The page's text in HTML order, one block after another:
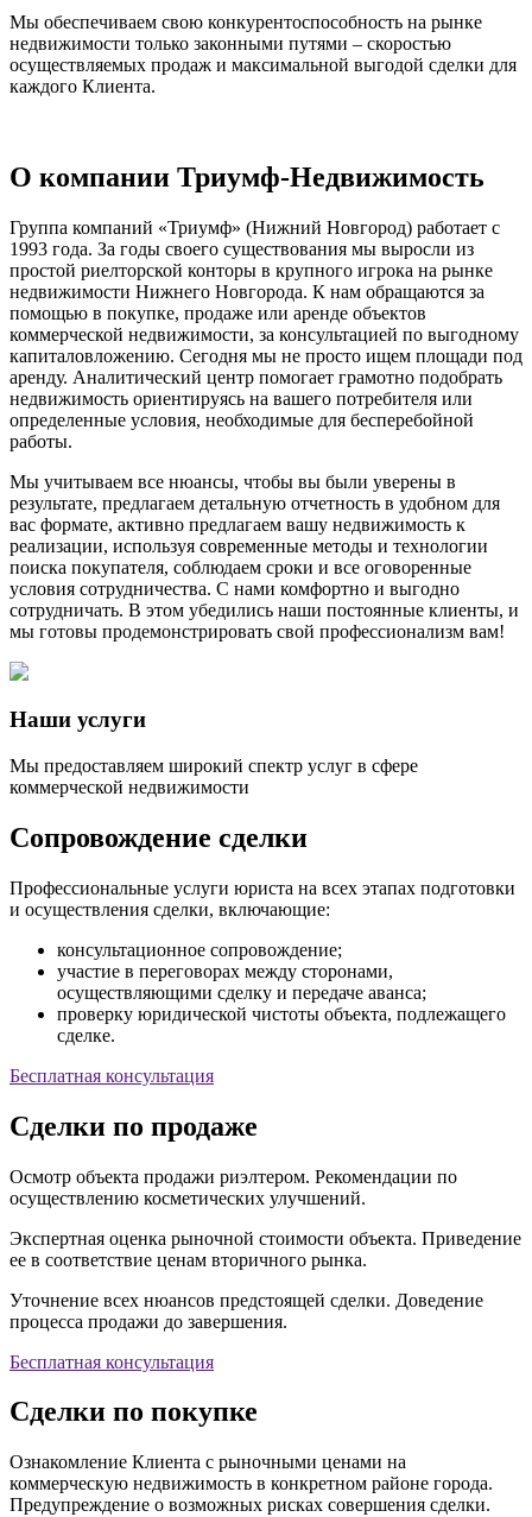
Мы обеспечиваем свою конкурентоспособность на рынке
недвижимости только законными путями – скоростью
осуществляемых продаж и максимальной выгодой сделки для
каждого Клиента.
О компании Триумф-Недвижимость
Группа компаний «Триумф» (Нижний Новгород) работает с
1993 года. За годы своего существования мы выросли из
простой риелторской конторы в крупного игрока на рынке
недвижимости Нижнего Новгорода. К нам обращаются за
помощью в покупке, продаже или аренде объектов
коммерческой недвижимости, за консультацией по выгодному
капиталовложению. Сегодня мы не просто ищем площади под
аренду. Аналитический центр помогает грамотно подобрать
недвижимость ориентируясь на вашего потребителя или
определенные условия, необходимые для бесперебойной
работы.
Мы учитываем все нюансы, чтобы вы были уверены в
результате, предлагаем детальную отчетность в удобном для
вас формате, активно предлагаем вашу недвижимость к
реализации, используя современные методы и технологии
поиска покупателя, соблюдаем сроки и все оговоренные
условия сотрудничества. С нами комфортно и выгодно
сотрудничать. В этом убедились наши постоянные клиенты, и
мы готовы продемонстрировать свой профессионализм вам!
Наши услуги
Мы предоставляем широкий спектр услуг в сфере
коммерческой недвижимости
Сопровождение сделки
Профессиональные услуги юриста на всех этапах подготовки
и осуществления сделки, включающие:
консультационное сопровождение;
участие в переговорах между сторонами,
осуществляющими сделку и передаче аванса;
проверку юридической чистоты объекта, подлежащего
сделке.
Бесплатная консультация
Сделки по продаже
Осмотр объекта продажи риэлтером. Рекомендации по
осуществлению косметических улучшений.
Экспертная оценка рыночной стоимости объекта. Приведение
ее в соответствие ценам вторичного рынка.
Уточнение всех нюансов предстоящей сделки. Доведение
процесса продажи до завершения.
Бесплатная консультация
Сделки по покупке
Ознакомление Клиента с рыночными ценами на
коммерческую недвижимость в конкретном районе города.
Предупреждение о возможных рисках совершения сделки.